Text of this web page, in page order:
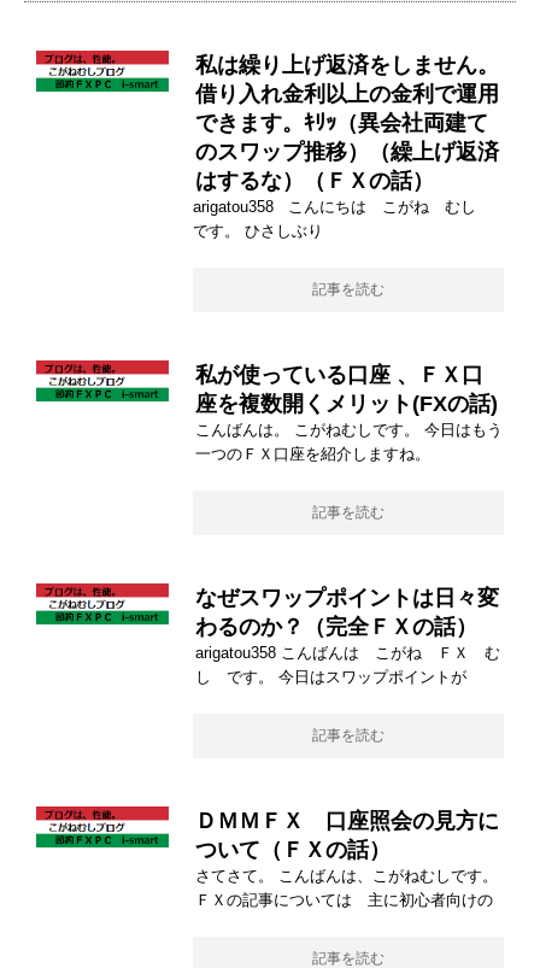
私は繰り上げ返済をしません。
借り入れ金利以上の金利で運用
できます。ｷﾘｯ（異会社両建て
のスワップ推移）（繰上げ返済
はするな）（ＦＸの話）
arigatou358 こんにちは こがね むし
です。 ひさしぶり
記事を読む
私が使っている口座 、ＦＸ口
座を複数開くメリット(FXの話)
こんばんは。 こがねむしです。 今日はもう
一つのＦＸ口座を紹介しますね。
記事を読む
なぜスワップポイントは日々変
わるのか？（完全ＦＸの話）
arigatou358 こんばんは こがね ＦＸ む
し です。 今日はスワップポイントが
記事を読む
ＤＭＭＦＸ 口座照会の見方に
ついて（ＦＸの話）
さてさて。 こんばんは、こがねむしです。
ＦＸの記事については 主に初心者向けの
記事を読む